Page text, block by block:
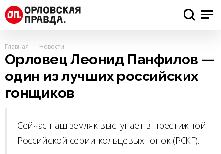
Главная Новости
Орловец Леонид Панфилов —
один из лучших российских
гонщиков
Сейчас наш земляк выступает в престижной
Российской серии кольцевых гонок (РСКГ).